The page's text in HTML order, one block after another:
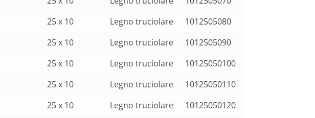
25 x 10 Legno truciolare
1012505080
25 x 10 Legno truciolare
1012505090
25 x 10 Legno truciolare
10125050100
25 x 10 Legno truciolare
10125050110
25 x 10 Legno truciolare
10125050120